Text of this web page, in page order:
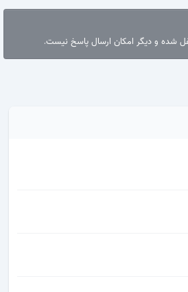
شده و دیگر امکان ارسال پاسخ نیست.